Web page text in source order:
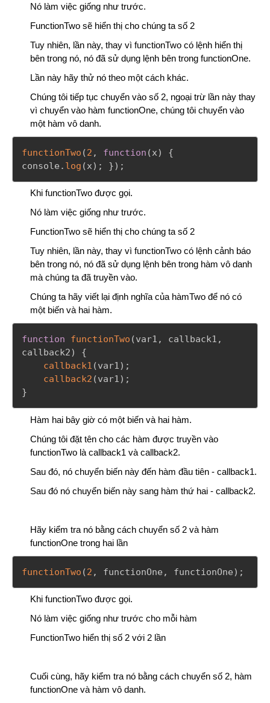
Nó làm việc giống như trước.
FunctionTwo sẽ hiển thị cho chúng ta số 2
Tuy nhiên, lần này, thay vì functionTwo có lệnh hiển thị
bên trong nó, nó đã sử dụng lệnh bên trong functionOne.
Lần này hãy thử nó theo một cách khác.
Chúng tôi tiếp tục chuyển vào số 2, ngoại trừ lần này thay
vì chuyển vào hàm functionOne, chúng tôi chuyển vào
một hàm vô danh.
functionTwo (2 , function (x)
{
console . log (x) ; }) ;
Khi functionTwo được gọi.
Nó làm việc giống như trước.
FunctionTwo sẽ hiển thị cho chúng ta số 2
Tuy nhiên, lần này, thay vì functionTwo có lệnh cảnh báo
bên trong nó, nó đã sử dụng lệnh bên trong hàm vô danh
mà chúng ta đã truyền vào.
Chúng ta hãy viết lại định nghĩa của hàmTwo để nó có
một biến và hai hàm.
function functionTwo (var1 , callback1 ,
callback2)
{
callback1 (var1) ;
callback2 (var1) ;
}
Hàm hai bây giờ có một biến và hai hàm.
Chúng tôi đặt tên cho các hàm được truyền vào
functionTwo là callback1 và callback2.
Sau đó, nó chuyển biến này đến hàm đầu tiên - callback1.
Sau đó nó chuyển biến này sang hàm thứ hai - callback2.
Hãy kiểm tra nó bằng cách chuyển số 2 và hàm
functionOne trong hai lần
functionTwo (2 , functionOne , functionOne) ;
Khi functionTwo được gọi.
Nó làm việc giống như trước cho mỗi hàm
FunctionTwo hiển thị số 2 với 2 lần
Cuối cùng, hãy kiểm tra nó bằng cách chuyển số 2, hàm
functionOne và hàm vô danh.